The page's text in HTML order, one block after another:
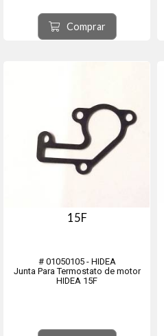
Comprar
15F
# 01050105 - HIDEA
Junta Para Termostato de motor
HIDEA 15F